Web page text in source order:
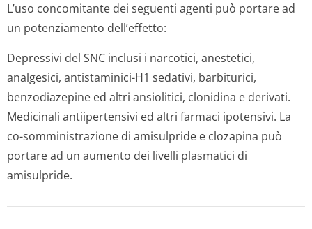
L’uso concomitante dei seguenti agenti può portare ad
un potenziamento dell’effetto:
Depressivi del SNC inclusi i narcotici, anestetici,
analgesici, antistaminici-H1 sedativi, barbiturici,
benzodiazepine ed altri ansiolitici, clonidina e derivati.
Medicinali antiipertensivi ed altri farmaci ipotensivi. La
co-somministrazione di amisulpride e clozapina può
portare ad un aumento dei livelli plasmatici di
amisulpride.